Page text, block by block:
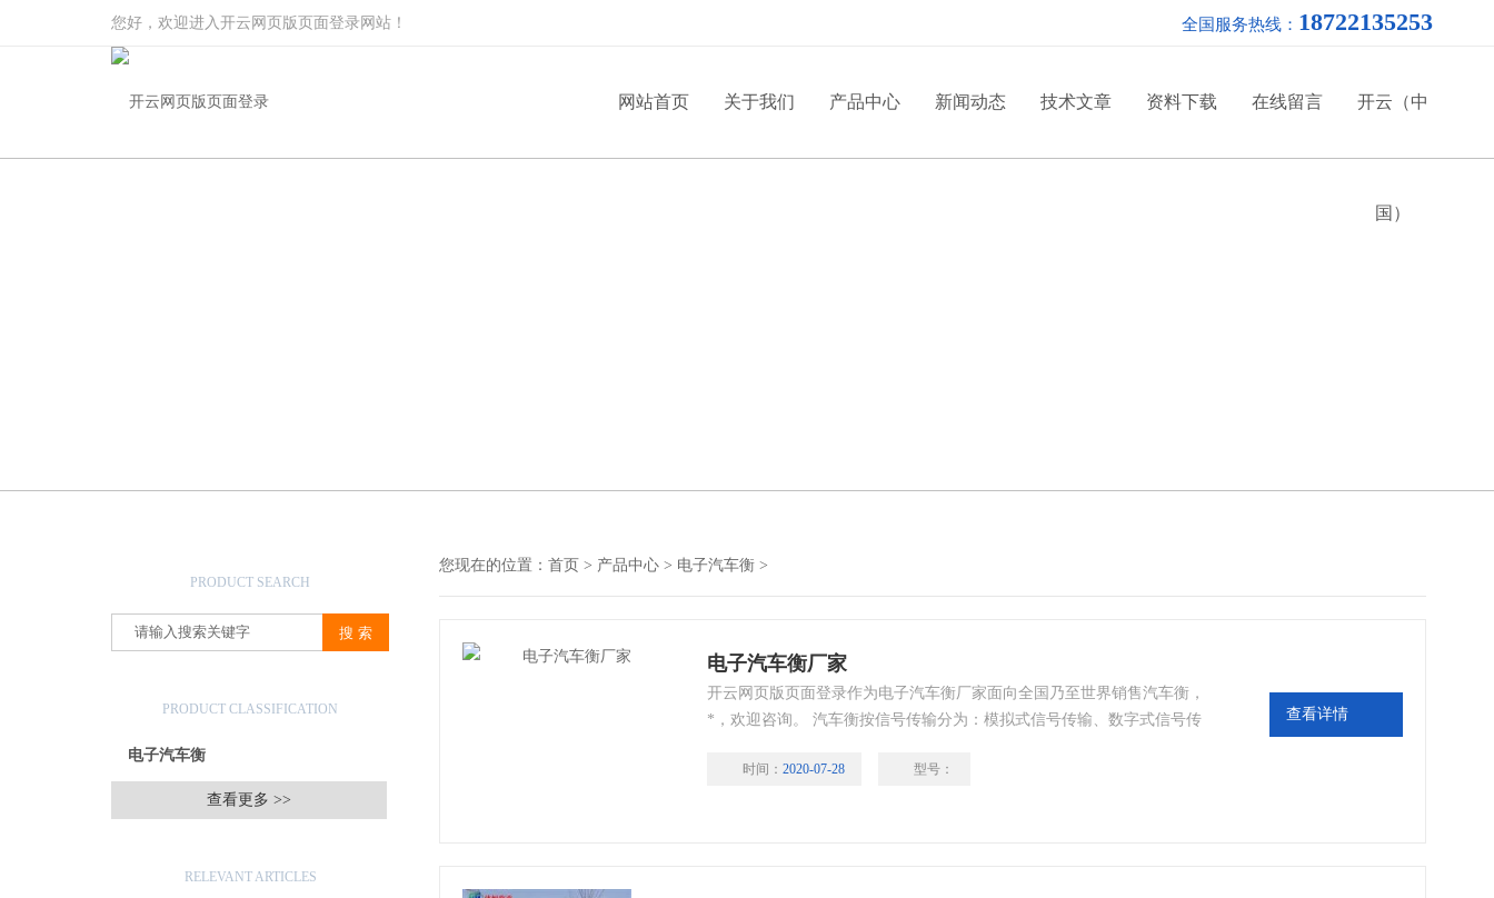
您好，欢迎进入开云网页版页面登录网站！ 全国服务热线： 18722135253
网站首页 关于我们 产品中心 新闻动态 技术文章 资料下载 在线留言 开云（中
国）
PRODUCT SEARCH
PRODUCT CLASSIFICATION
电子汽车衡
查看更多 >>
RELEVANT ARTICLES
您现在的位置： 首页 > 产品中心 > 电子汽车衡 >
电子汽车衡厂家
开云网页版页面登录作为电子汽车衡厂家面向全国乃至世界销售汽车衡，
*，欢迎咨询。 汽车衡按信号传输分为：模拟式信号传输、数字式信号传
构；电子汽车衡打印内容有：序号、日期、时间、车号、货号、毛重、皮
时间： 2020-07-28 型号：
查看详情